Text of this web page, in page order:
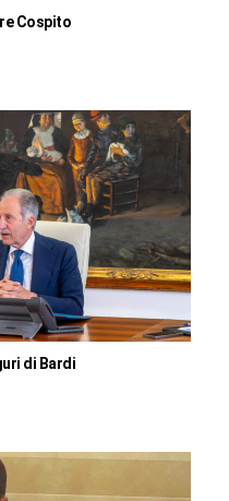
Cospito
di Bardi